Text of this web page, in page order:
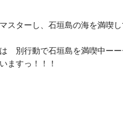
スターし、石垣島の海を満喫
　別行動で石垣島を満喫中ー
ますっ！！！